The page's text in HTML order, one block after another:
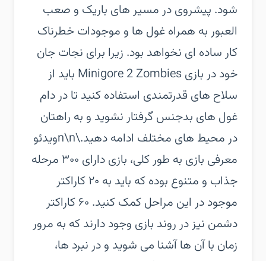
شود. پیشروی در مسیر های باریک و صعب
العبور به همراه غول ها و موجودات خطرناک
کار ساده ای نخواهد بود. زیرا برای نجات جان
خود در بازی Minigore 2 Zombies باید از
سلاح های قدرتمندی استفاده کنید تا در دام
غول های بدجنس گرفتار نشوید و به راهتان
در محیط های مختلف ادامه دهید.\n\nویدئو
معرفی بازی‏ به طور کلی، بازی دارای ۳۰۰ مرحله
جذاب و متنوع بوده که باید به ۲۰ کاراکتر
موجود در این مراحل کمک کنید. ۶۰ کاراکتر
دشمن نیز در روند بازی وجود دارند که به مرور
زمان با آن ها آشنا می شوید و در نبرد ها،